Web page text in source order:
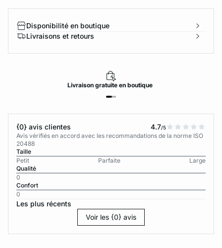
Disponibilité en boutique
Livraisons et retours
Livraisongratuiteen boutique
{0} avis clientes 4.7/5
Avis vérifiés en accord avec les recommandations de la norme ISO
20488
Taille
Petit
Parfaite
Large
Qualité
0
Confort
0
Les plus récents
Voir les {0} avis